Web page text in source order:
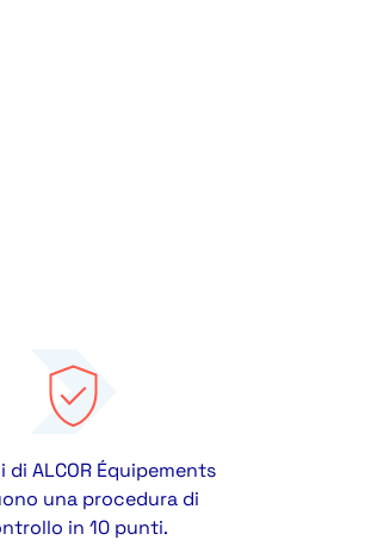
di ALCOR Équipements
una procedura di
in 10 punti.